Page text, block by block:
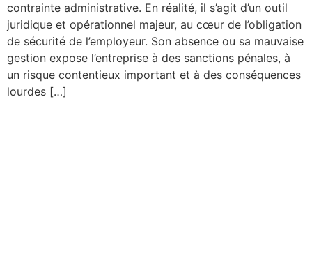
contrainte administrative. En réalité, il s’agit d’un outil
juridique et opérationnel majeur, au cœur de l’obligation
de sécurité de l’employeur. Son absence ou sa mauvaise
gestion expose l’entreprise à des sanctions pénales, à
un risque contentieux important et à des conséquences
lourdes […]